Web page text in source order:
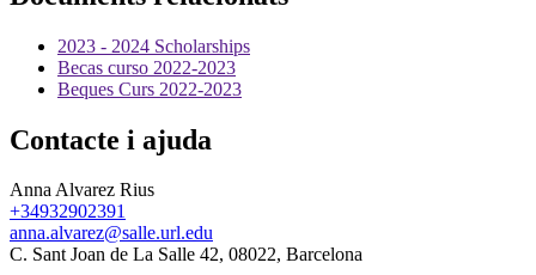
2023 - 2024 Scholarships
Becas curso 2022-2023
Beques Curs 2022-2023
Contacte i ajuda
Anna Alvarez Rius
+34932902391
anna.alvarez@salle.url.edu
C. Sant Joan de La Salle 42, 08022, Barcelona